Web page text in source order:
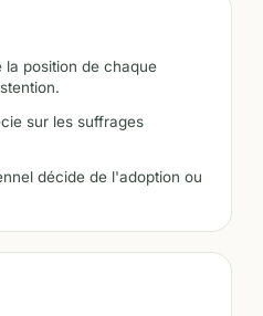
la position de chaque
sur les suffrages
décide de l'adoption ou